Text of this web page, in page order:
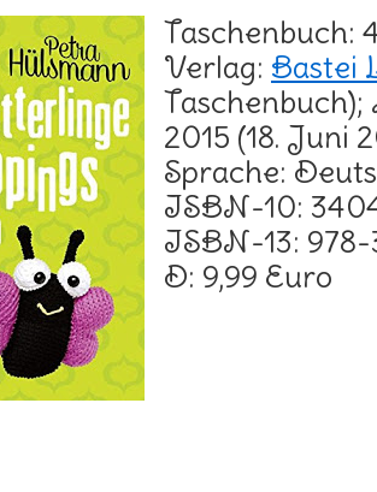
Taschenbuch:
Verlag: Bastei
Taschenbuch);
2015 (18. Juni
Sprache:
ISBN-10:
ISBN-13: 978-
D: 9,99 Euro